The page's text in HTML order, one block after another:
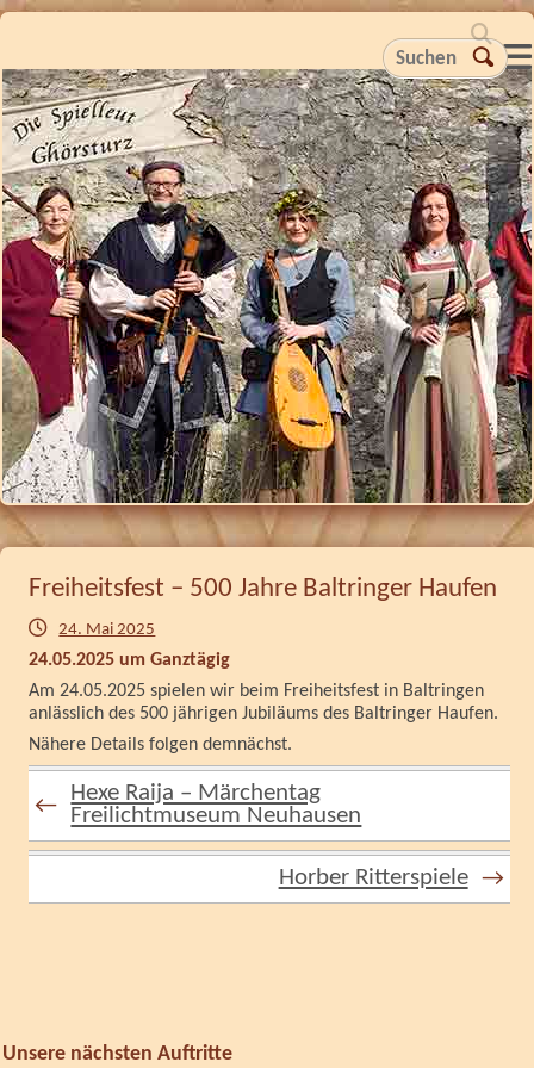
Suchen
Freiheitsfest – 500 Jahre Baltringer Haufen
24. Mai 2025
24.05.2025 um Ganztägig
Am 24.05.2025 spielen wir beim Freiheitsfest in Baltringen
anlässlich des 500 jährigen Jubiläums des Baltringer Haufen.
Nähere Details folgen demnächst.
←
Hexe Raija – Märchentag
Freilichtmuseum Neuhausen
Horber Ritterspiele →
Unsere nächsten Auftritte